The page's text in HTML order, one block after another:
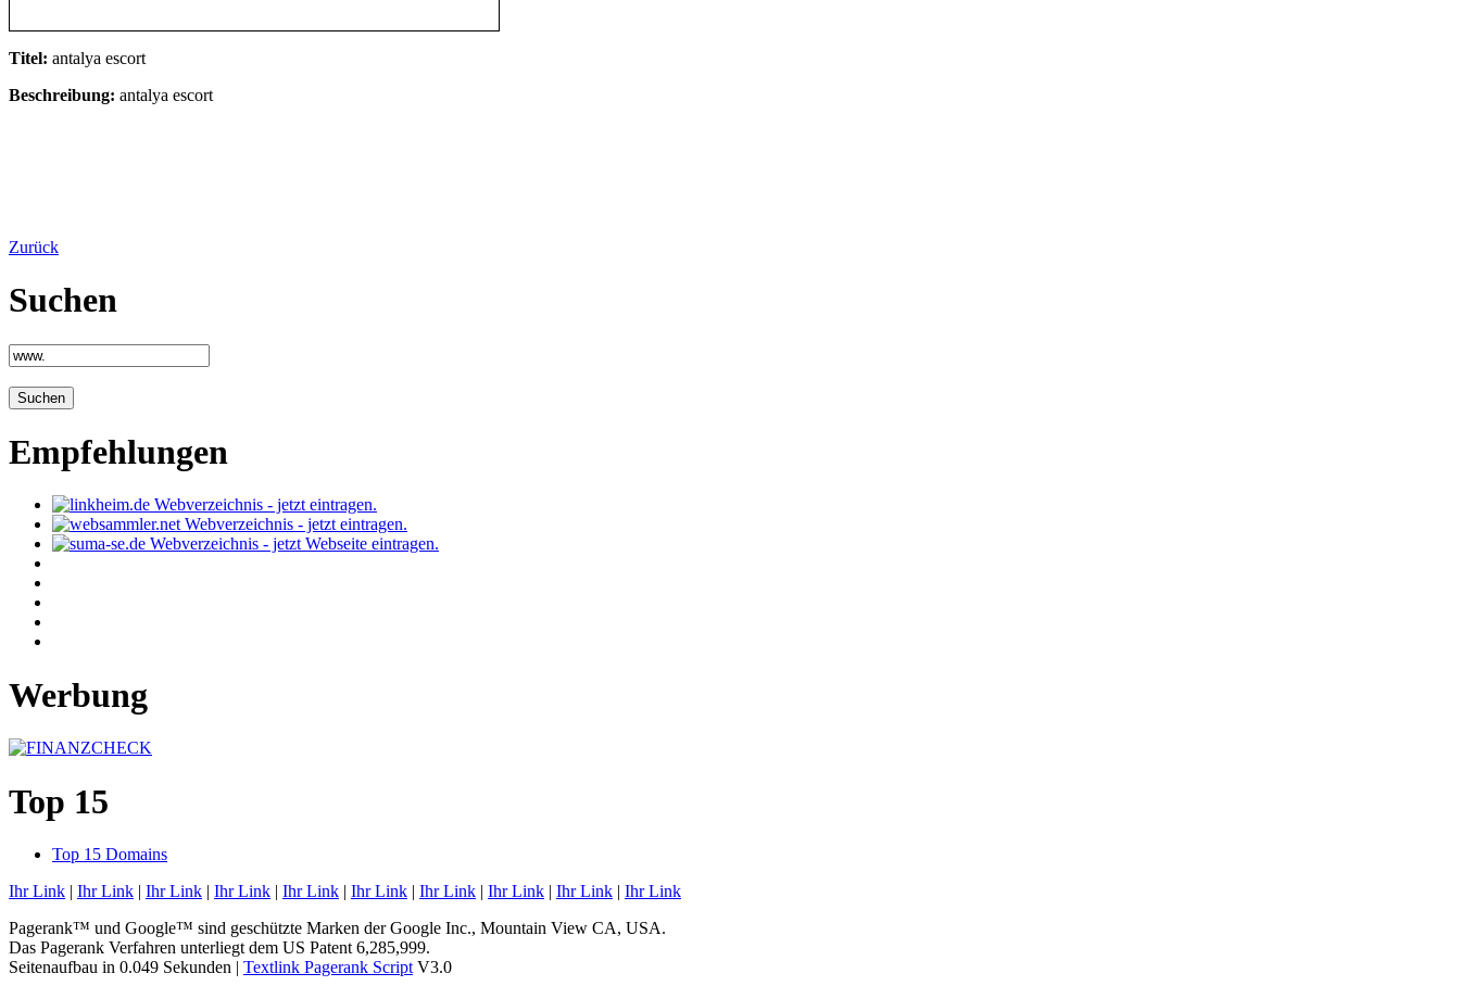
Titel: antalya escort
Beschreibung: antalya escort
Zurück
Suchen
Empfehlungen
Werbung
Top 15
Top 15 Domains
Ihr Link | Ihr Link | Ihr Link | Ihr Link | Ihr Link | Ihr Link | Ihr Link | Ihr Link | Ihr Link | Ihr Link
Pagerank™ und Google™ sind geschützte Marken der Google Inc., Mountain View CA, USA.
Das Pagerank Verfahren unterliegt dem US Patent 6,285,999.
Seitenaufbau in 0.049 Sekunden | Textlink Pagerank Script V3.0